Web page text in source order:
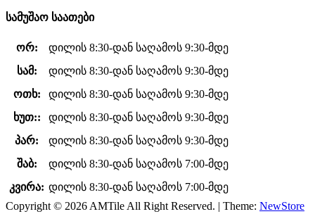
სამუშაო საათები
ორ:
დილის 8:30-დან საღამოს 9:30-მდე
სამ:
დილის 8:30-დან საღამოს 9:30-მდე
ოთხ:
დილის 8:30-დან საღამოს 9:30-მდე
ხუთ::
დილის 8:30-დან საღამოს 9:30-მდე
პარ:
დილის 8:30-დან საღამოს 9:30-მდე
შაბ:
დილის 8:30-დან საღამოს 7:00-მდე
კვირა: დილის 8:30-დან საღამოს 7:00-მდე
Copyright © 2026 AMTile All Right Reserved. | Theme: NewStore